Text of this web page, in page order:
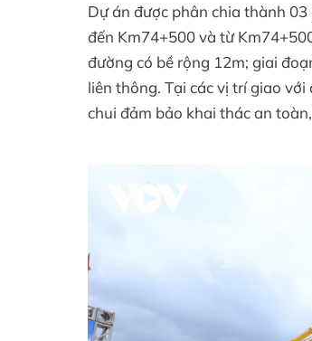
Dự án được phân chia thành
đến Km74+500 và từ
đường có bề rộng 12m; giai
liên thông. Tại các vị trí giao
chui đảm bảo khai thác an